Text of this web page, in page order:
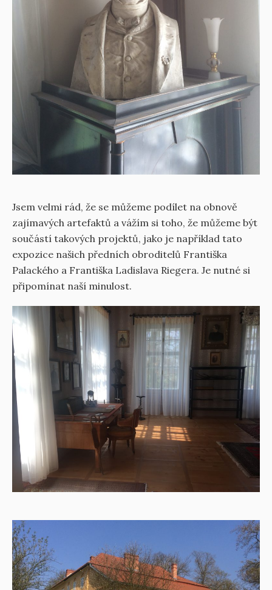
Jsem velmi rád, že se můžeme podílet na obnově
zajímavých artefaktů a vážím si toho, že můžeme být
součástí takových projektů, jako je například tato
expozice našich předních obroditelů Františka
Palackého a Františka Ladislava Riegera. Je nutné si
připomínat naší minulost.